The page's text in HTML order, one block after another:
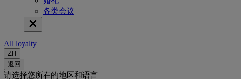
各类会议
All loyalty
ZH
返回
请选择您所在的地区和语言